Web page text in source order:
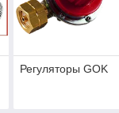
Регуляторы GOK